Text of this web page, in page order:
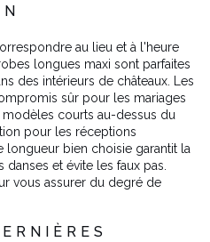
au lieu et à l'heure
longues maxi sont parfaites
des intérieurs de châteaux. Les
sûr pour les mariages
modèles courts au-dessus du
pour les réceptions
longueur bien choisie garantit la
et évite les faux pas.
vous assurer du degré de